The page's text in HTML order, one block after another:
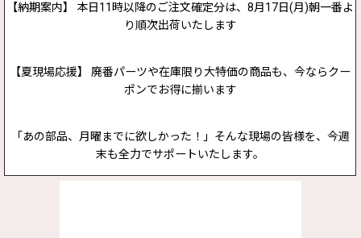
【納期案内】 本日11時以降のご注文確定分は、8月17日(月)朝一番よ
り順次出荷いたします
【夏現場応援】 廃番パーツや在庫限り大特価の商品も、今ならクー
ポンでお得に揃います
「あの部品、月曜までに欲しかった！」そんな現場の皆様を、今週
末も全力でサポートいたします。